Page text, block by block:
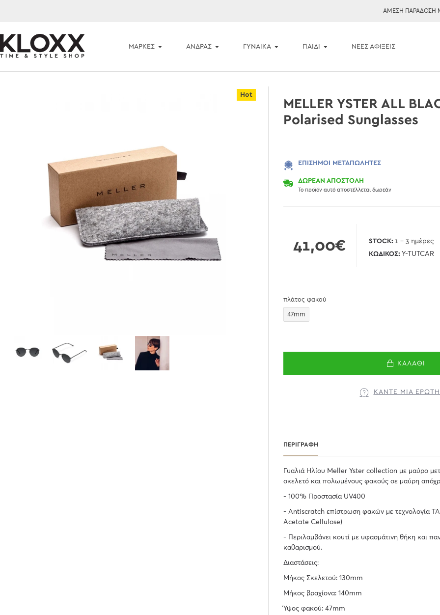
ΑΜΕΣΗ ΠΑΡΑΔΟΣΗ
ΜΆΡΚΕΣ ΑΝΔΡΑΣ ΓΥΝΑΙΚΑ ΠΑΙΔΙ ΝΈΕΣ ΑΦΊΞΕΙΣ
Hot
MELLER YSTER ALL
Polarised Sunglasses
ΔΩΡΕΑΝ ΑΠΟΣΤΟΛΗ
Το προϊόν αυτό αποστέλλεται δωρεάν
ΕΠΊΣΗΜΟΙ ΜΕΤΑΠΩΛΗΤΈΣ
41,00€ STOCK: 1 - 3 ημέρες
ΚΩΔΙΚΌΣ: Y-TUTCAR
πλάτος φακού
47mm
ΚΑΛΆΘΙ
ΚΆΝΤΕ ΜΊΑ
ΠΕΡΙΓΡΑΦΉ
Γυαλιά Ηλίου Meller Yster collection με μαύρο
σκελετό και πολωμένους φακούς σε μαύρη
- 100% Προστασία UV400
- Antiscratch επίστρωση φακών με τεχνολογία
Acetate Cellulose)
- Περιλαμβάνει κουτί με υφασμάτινη θήκη και
καθαρισμού.
Διαστάσεις:
Μήκος Σκελετού: 130mm
Μήκος βραχίονα: 140mm
Ύψος φακού: 47mm